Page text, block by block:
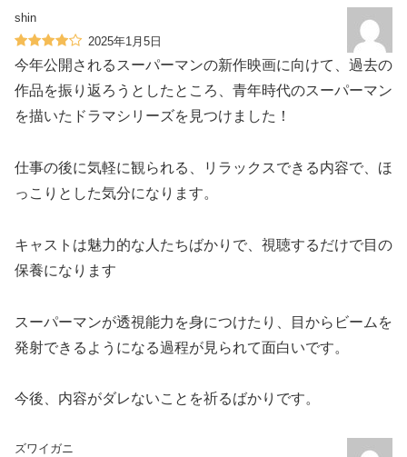
shin
2025年1月5日
今年公開されるスーパーマンの新作映画に向けて、過去の
作品を振り返ろうとしたところ、青年時代のスーパーマン
を描いたドラマシリーズを見つけました！
仕事の後に気軽に観られる、リラックスできる内容で、ほ
っこりとした気分になります。
キャストは魅力的な人たちばかりで、視聴するだけで目の
保養になります
スーパーマンが透視能力を身につけたり、目からビームを
発射できるようになる過程が見られて面白いです。
今後、内容がダレないことを祈るばかりです。
ズワイガニ